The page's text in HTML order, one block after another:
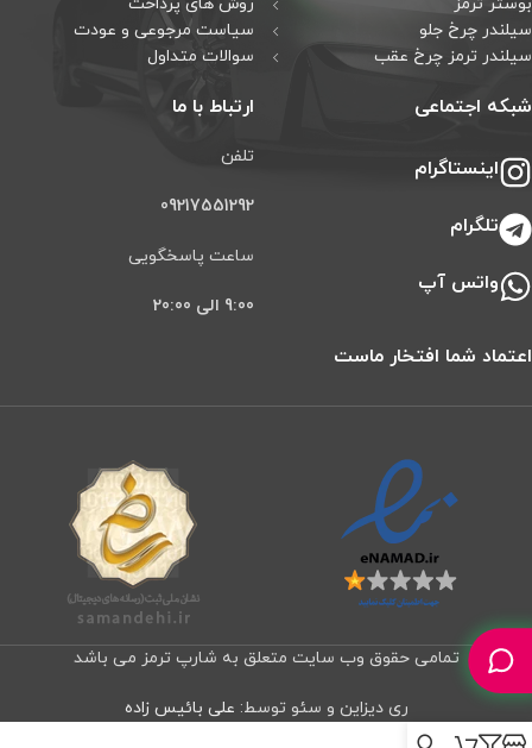
سیلندر چرخ جلو
سیلندر ترمز چرخ عقب
سیاست مرجوعی و عودت
سوالات متداول
شبکه اجتماعی
اینستاگرام
تلگرام
واتس آپ
ارتباط با ما
تلفن
09217551292
ساعت پاسخگویی
9:00 الی 20:00
اعتماد شما افتخار ماست
تمامی حقوق وب سایت متعلق به شارپ ترمز می باشد
ری دیزاین و سئو توسط: علی بائیس زاده